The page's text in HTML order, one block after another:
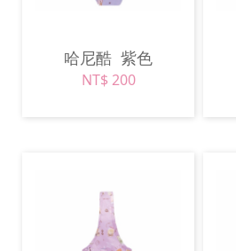
哈尼酷 紫色
NT$ 200